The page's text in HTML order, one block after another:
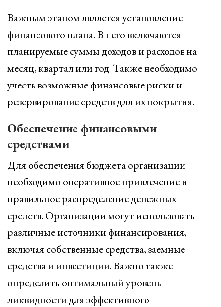
Важным этапом является установление
финансового плана. В него включаются
планируемые суммы доходов и расходов на
месяц, квартал или год. Также необходимо
учесть возможные финансовые риски и
резервирование средств для их покрытия.
Обеспечение финансовыми
средствами
Для обеспечения бюджета организации
необходимо оперативное привлечение и
правильное распределение денежных
средств. Организации могут использовать
различные источники финансирования,
включая собственные средства, заемные
средства и инвестиции. Важно также
определить оптимальный уровень
ликвидности для эффективного